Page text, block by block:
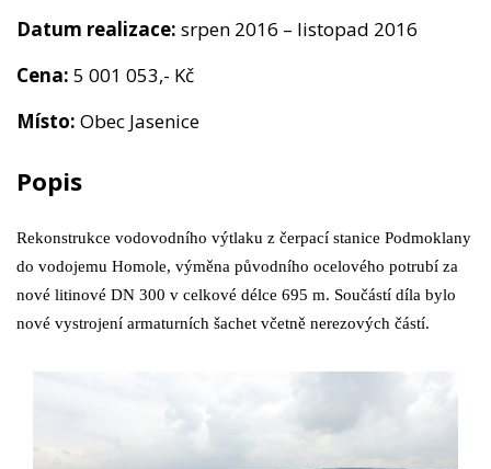
Datum realizace: srpen 2016 – listopad 2016
Cena: 5 001 053,- Kč
Místo: Obec Jasenice
Popis
Rekonstrukce vodovodního výtlaku z čerpací stanice Podmoklany
do vodojemu Homole, výměna původního ocelového potrubí za
nové litinové DN 300 v celkové délce 695 m. Součástí díla bylo
nové vystrojení armaturních šachet včetně nerezových částí.